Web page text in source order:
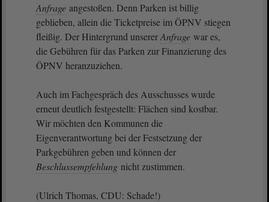
Anfrage angestoßen. Denn Parken ist billig
geblieben, allein die Ticketpreise im ÖPNV stiegen
fleißig. Der Hintergrund unsererAnfrage war es,
die Gebühren für das Parken zur Finanzierung des
ÖPNV heranzuziehen.
Auch im Fachgespräch des Ausschusses wurde
erneut deutlich festgestellt: Flächen sind kostbar.
Wir möchten den Kommunen die
Eigenverantwortung bei der Festsetzung der
Parkgebühren geben und können der
Beschlussempfehlung nicht zustimmen.
(Ulrich Thomas, CDU: Schade!)